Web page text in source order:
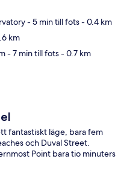
- 5 min till fots- 0.4 km
km
- 7 min till fots- 0.7 km
fantastiskt läge, bara fem
och Duval Street.
Point bara tio minuters